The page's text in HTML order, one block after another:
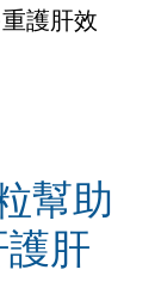
護肝效
幫助
肝